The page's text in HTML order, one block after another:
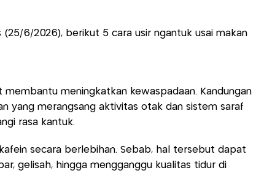
(25/6/2026), berikut 5 cara usir ngantuk usai makan
meningkatkan kewaspadaan. Kandungan
yang merangsang aktivitas otak dan sistem saraf
rasa kantuk.
secara berlebihan. Sebab, hal tersebut dapat
gelisah, hingga mengganggu kualitas tidur di